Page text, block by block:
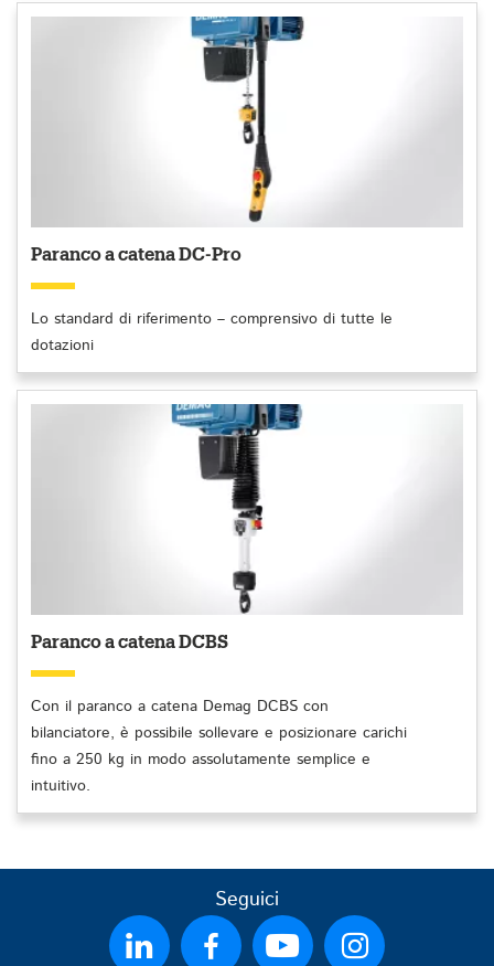
Paranco a catena DC-Pro
Lo standard di riferimento – comprensivo di tutte le
dotazioni
Paranco a catena DCBS
Con il paranco a catena Demag DCBS con
bilanciatore, è possibile sollevare e posizionare carichi
fino a 250 kg in modo assolutamente semplice e
intuitivo.
Seguici